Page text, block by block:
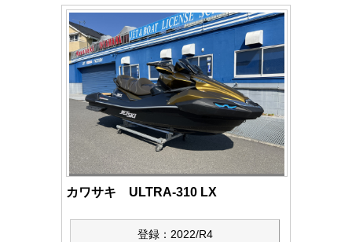
カワサキ ULTRA-310 LX
登録：2022/R4